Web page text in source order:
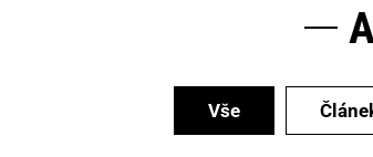
Vše